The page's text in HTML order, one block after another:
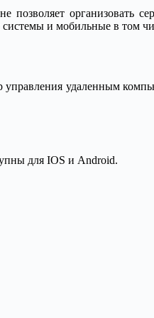
позволяет организовать
и мобильные в том
удаленным
для IOS и Android.